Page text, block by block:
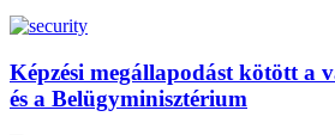
Képzési megállapodást kötött a
és a Belügyminisztérium